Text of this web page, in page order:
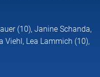
(10), Janine Schanda,
Viehl, Lea Lammich (10),